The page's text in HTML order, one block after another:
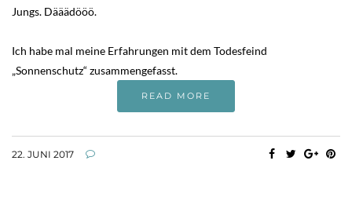
Jungs. Dääädööö.
Ich habe mal meine Erfahrungen mit dem Todesfeind
„Sonnenschutz“ zusammengefasst.
READ MORE
22. JUNI 2017